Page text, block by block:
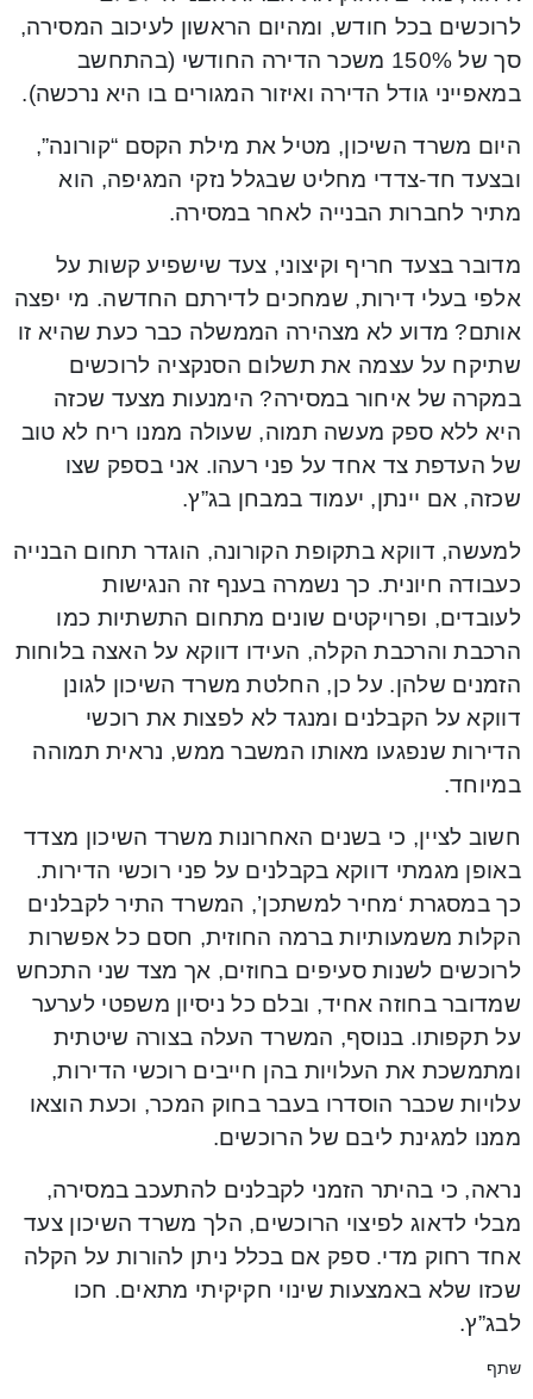
לרוכשים בכל חודש, ומהיום הראשון לעיכוב המסירה,
סך של 150% משכר הדירה החודשי (בהתחשב
במאפייני גודל הדירה ואיזור המגורים בו היא נרכשה).
היום משרד השיכון, מטיל את מילת הקסם “קורונה”,
ובצעד חד-צדדי מחליט שבגלל נזקי המגיפה, הוא
מתיר לחברות הבנייה לאחר במסירה.
מדובר בצעד חריף וקיצוני, צעד שישפיע קשות על
אלפי בעלי דירות, שמחכים לדירתם החדשה. מי יפצה
אותם? מדוע לא מצהירה הממשלה כבר כעת שהיא זו
שתיקח על עצמה את תשלום הסנקציה לרוכשים
במקרה של איחור במסירה? הימנעות מצעד שכזה
היא ללא ספק מעשה תמוה, שעולה ממנו ריח לא טוב
של העדפת צד אחד על פני רעהו. אני בספק שצו
שכזה, אם יינתן, יעמוד במבחן בג”ץ.
למעשה, דווקא בתקופת הקורונה, הוגדר תחום הבנייה
כעבודה חיונית. כך נשמרה בענף זה הנגישות
לעובדים, ופרויקטים שונים מתחום התשתיות כמו
הרכבת והרכבת הקלה, העידו דווקא על האצה בלוחות
הזמנים שלהן. על כן, החלטת משרד השיכון לגונן
דווקא על הקבלנים ומנגד לא לפצות את רוכשי
הדירות שנפגעו מאותו המשבר ממש, נראית תמוהה
במיוחד.
חשוב לציין, כי בשנים האחרונות משרד השיכון מצדד
באופן מגמתי דווקא בקבלנים על פני רוכשי הדירות.
כך במסגרת ‘מחיר למשתכן’, המשרד התיר לקבלנים
הקלות משמעותיות ברמה החוזית, חסם כל אפשרות
לרוכשים לשנות סעיפים בחוזים, אך מצד שני התכחש
שמדובר בחוזה אחיד, ובלם כל ניסיון משפטי לערער
על תקפותו. בנוסף, המשרד העלה בצורה שיטתית
ומתמשכת את העלויות בהן חייבים רוכשי הדירות,
עלויות שכבר הוסדרו בעבר בחוק המכר, וכעת הוצאו
ממנו למגינת ליבם של הרוכשים.
נראה, כי בהיתר הזמני לקבלנים להתעכב במסירה,
מבלי לדאוג לפיצוי הרוכשים, הלך משרד השיכון צעד
אחד רחוק מדי. ספק אם בכלל ניתן להורות על הקלה
שכזו שלא באמצעות שינוי חקיקיתי מתאים. חכו
לבג”ץ.
שתף